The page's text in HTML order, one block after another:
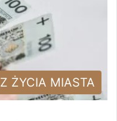
Z ŻYCIA MIASTA